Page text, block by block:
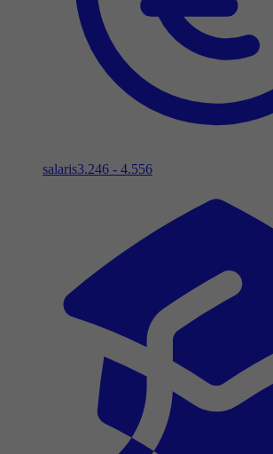
salaris3.246 - 4.556